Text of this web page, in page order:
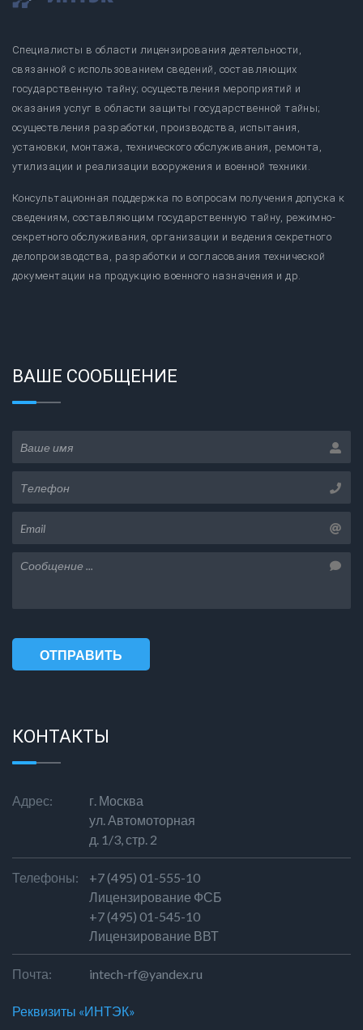
Специалисты в области лицензирования деятельности,
связанной с использованием сведений, составляющих
государственную тайну; осуществления мероприятий и
оказания услуг в области защиты государственной тайны;
осуществления разработки, производства, испытания,
установки, монтажа, технического обслуживания, ремонта,
утилизации и реализации вооружения и военной техники.
Консультационная поддержка по вопросам получения допуска к
сведениям, составляющим государственную тайну, режимно-
секретного обслуживания, организации и ведения секретного
делопроизводства, разработки и согласования технической
документации на продукцию военного назначения и др.
ВАШЕ СООБЩЕНИЕ
ОТПРАВИТЬ
КОНТАКТЫ
Адрес:
г. Москва
ул. Автомоторная
д. 1/3, стр. 2
Телефоны:
+7 (495) 01-555-10
Лицензирование ФСБ
+7 (495) 01-545-10
Лицензирование ВВТ
Почта: intech-rf@yandex.ru
Реквизиты «ИНТЭК»